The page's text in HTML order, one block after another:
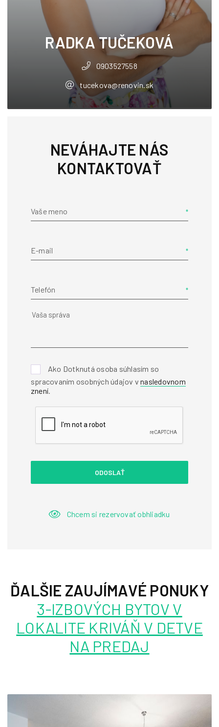
RADKA TUČEKOVÁ
0903527558
tucekova@renovin.sk
NEVÁHAJTE NÁS
KONTAKTOVAŤ
Vaše meno
E-mail
Telefón
Ako Dotknutá osoba súhlasím so
spracovaním osobných údajov vnasledovnom
znení.
ODOSLAŤ
Chcem si rezervovať obhliadku
ĎALŠIE ZAUJÍMAVÉ PONUKY
3-IZBOVÝCH BYTOV V
LOKALITE KRIVÁŇ V DETVE
NA PREDAJ